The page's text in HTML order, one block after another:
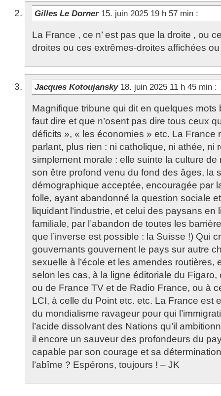
Gilles Le Dorner 15. juin 2025 19 h 57 min :
La France , ce n’ est pas que la droite , ou
droites ou ces extrêmes-droites affichées
Jacques Kotoujansky 18. juin 2025 11 h 45 min :
Magnifique tribune qui dit en quelques mots
faut dire et que n’osent pas dire tous ceux
déficits », « les économies » etc. La France
parlant, plus rien : ni catholique, ni athée, ni
simplement morale : elle suinte la culture
son être profond venu du fond des âges, la
démographique acceptée, encouragée par
folle, ayant abandonné la question sociale
liquidant l’industrie, et celui des paysans en
familiale, par l’abandon de toutes les
que l’inverse est possible : la Suisse !) Qui
gouvernants gouvernent le pays sur autre
sexuelle à l’école et les amendes routières,
selon les cas, à la ligne éditoriale du
ou de France TV et de Radio France, ou à
LCI, à celle du Point etc. etc. La France est
du mondialisme ravageur pour qui
l’acide dissolvant des Nations qu’il
il encore un sauveur des profondeurs du
capable par son courage et sa
l’abîme ? Espérons, toujours ! – JK